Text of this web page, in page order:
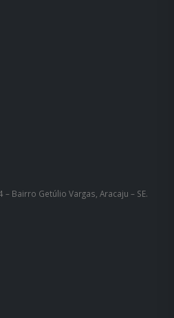
Bairro Getúlio Vargas, Aracaju – SE.